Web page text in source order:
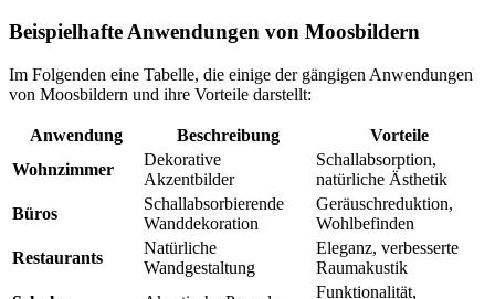
Beispielhafte Anwendungen von Moosbildern
Im Folgenden eine Tabelle, die einige der gängigen Anwendungen
von Moosbildern und ihre Vorteile darstellt:
Anwendung Beschreibung
Vorteile
Wohnzimmer
Dekorative
Akzentbilder
Schallabsorption,
natürliche Ästhetik
Büros
Schallabsorbierende
Wanddekoration
Geräuschreduktion,
Wohlbefinden
Restaurants
Natürliche
Wandgestaltung
Eleganz, verbesserte
Raumakustik
Funktionalität,